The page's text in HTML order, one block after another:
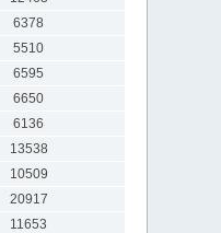
6378
5510
6595
6650
6136
13538
10509
20917
11653